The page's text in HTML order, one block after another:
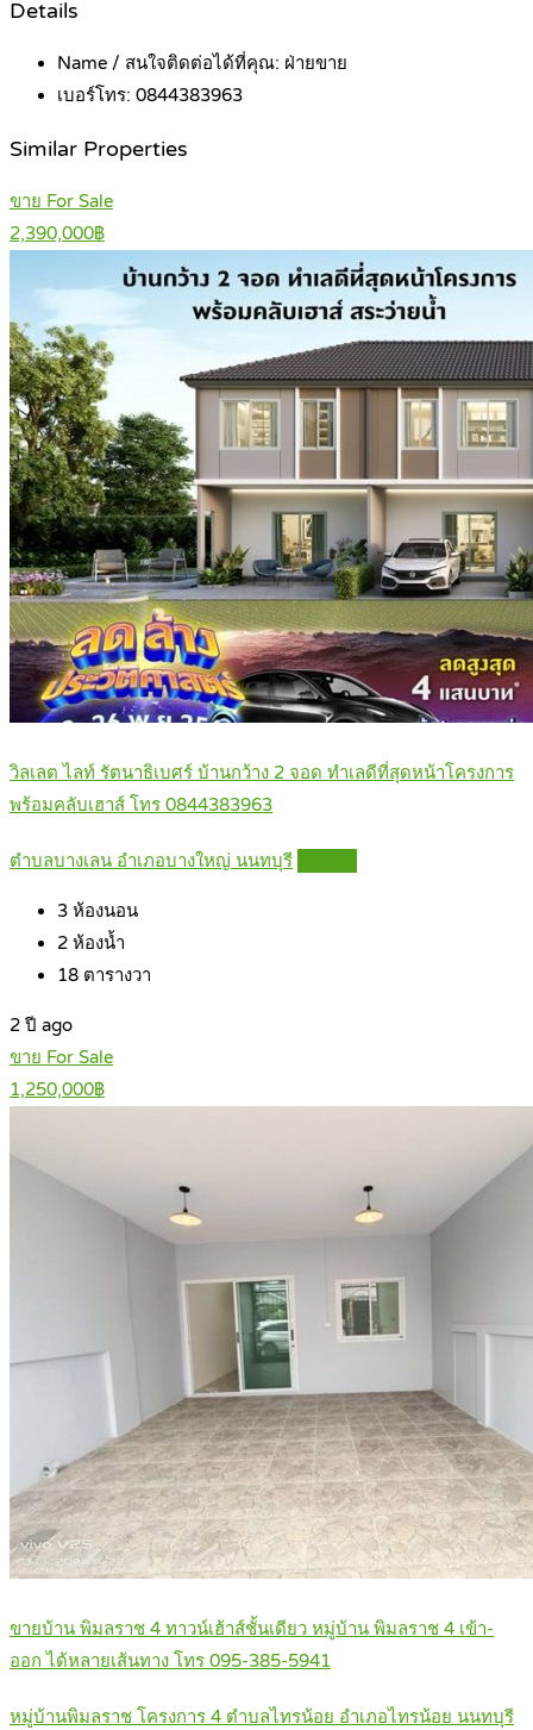
Details
Name / สนใจติดต่อได้ที่คุณ: ฝ่ายขาย
เบอร์โทร: 0844383963
Similar Properties
ขาย For Sale
2,390,000฿
วิลเลต ไลท์ รัตนาธิเบศร์ บ้านกว้าง 2 จอด ทำเลดีที่สุดหน้าโครงการ
พร้อมคลับเฮาส์ โทร 0844383963
ตำบลบางเลน อำเภอบางใหญ่ นนทบุรี
3 ห้องนอน
2 ห้องน้ำ
18 ตารางวา
2 ปี ago
ขาย For Sale
1,250,000฿
ขายบ้าน พิมลราช 4 ทาวน์เฮ้าส์ชั้นเดียว หมู่บ้าน พิมลราช 4 เข้า-
ออก ได้หลายเส้นทาง โทร 095-385-5941
หมู่บ้านพิมลราช โครงการ 4 ตำบลไทรน้อย อำเภอไทรน้อย นนทบุรี